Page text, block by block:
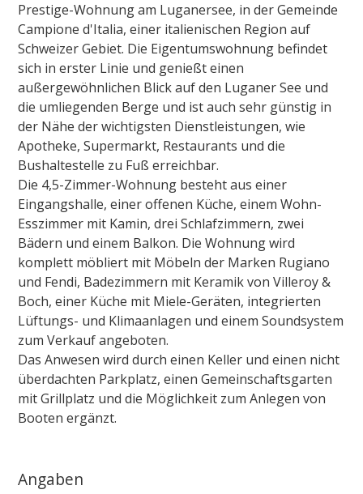
Prestige-Wohnung am Luganersee, in der Gemeinde
Campione d'Italia, einer italienischen Region auf
Schweizer Gebiet. Die Eigentumswohnung befindet
sich in erster Linie und genießt einen
außergewöhnlichen Blick auf den Luganer See und
die umliegenden Berge und ist auch sehr günstig in
der Nähe der wichtigsten Dienstleistungen, wie
Apotheke, Supermarkt, Restaurants und die
Bushaltestelle zu Fuß erreichbar.
Die 4,5-Zimmer-Wohnung besteht aus einer
Eingangshalle, einer offenen Küche, einem Wohn-
Esszimmer mit Kamin, drei Schlafzimmern, zwei
Bädern und einem Balkon. Die Wohnung wird
komplett möbliert mit Möbeln der Marken Rugiano
und Fendi, Badezimmern mit Keramik von Villeroy &
Boch, einer Küche mit Miele-Geräten, integrierten
Lüftungs- und Klimaanlagen und einem Soundsystem
zum Verkauf angeboten.
Das Anwesen wird durch einen Keller und einen nicht
überdachten Parkplatz, einen Gemeinschaftsgarten
mit Grillplatz und die Möglichkeit zum Anlegen von
Booten ergänzt.
Angaben